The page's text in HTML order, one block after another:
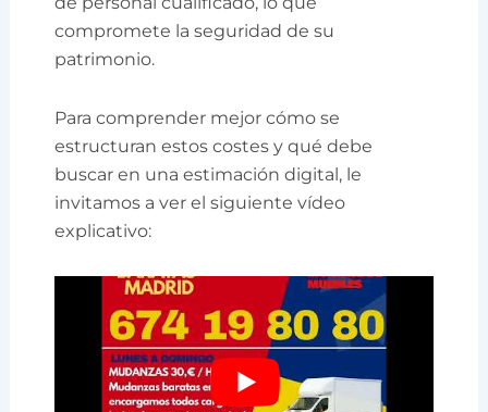
compromete la seguridad de su
patrimonio.
Para comprender mejor cómo se
estructuran estos costes y qué debe
buscar en una estimación digital, le
invitamos a ver el siguiente vídeo
explicativo: